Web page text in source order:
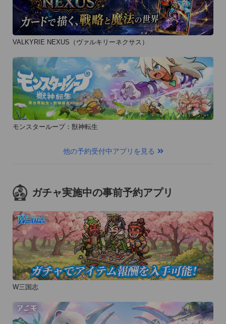
VALKYRIE NEXUS（ヴァルキリーネクサス）
モンスターループ：獣神転生
他の予約受付中アプリを見る
ガチャ実施中の事前予約アプリ
W三国志